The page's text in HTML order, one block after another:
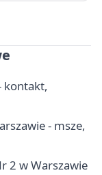
kontakt,
- msze,
2 w Warszawie